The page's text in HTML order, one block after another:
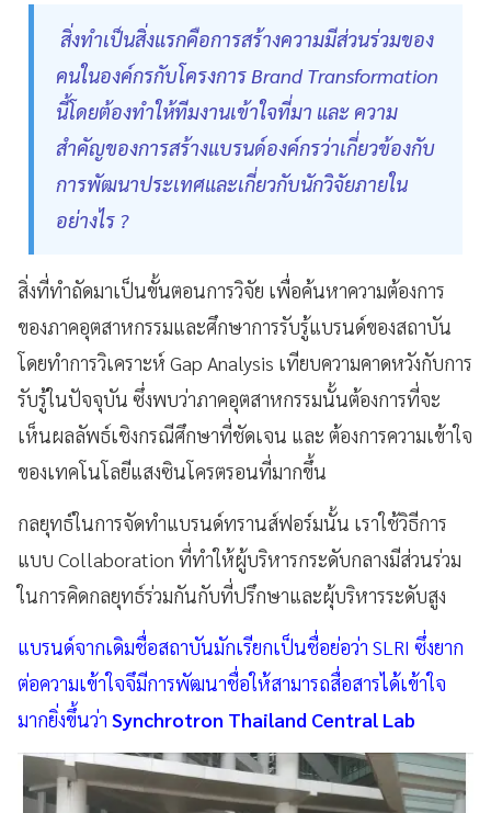
สิ่งทำเป็นสิ่งแรกคือการสร้างความมีส่วนร่วมของ
คนในองค์กรกับโครงการ Brand Transformation
นี้โดยต้องทำให้ทีมงานเข้าใจที่มา และ ความ
สำคัญของการสร้างแบรนด์องค์กรว่าเกี่ยวข้องกับ
การพัฒนาประเทศและเกี่ยวกับนักวิจัยภายใน
อย่างไร ?
สิ่งที่ทำถัดมาเป็นขั้นตอนการวิจัย เพื่อค้นหาความต้องการ
ของภาคอุตสาหกรรมและศึกษาการรับรู้แบรนด์ของสถาบัน
โดยทำการวิเคราะห์ Gap Analysis เทียบความคาดหวังกับการ
รับรู้ในปัจจุบัน ซึ่งพบว่าภาคอุตสาหกรรมนั้นต้องการที่จะ
เห็นผลลัพธ์เชิงกรณีศึกษาที่ชัดเจน และ ต้องการความเข้าใจ
ของเทคโนโลยีแสงซินโครตรอนที่มากขึ้น
กลยุทธ์ในการจัดทำแบรนด์ทรานส์ฟอร์มนั้น เราใช้วิธีการ
แบบ Collaboration ที่ทำให้ผู้บริหารกระดับกลางมีส่วนร่วม
ในการคิดกลยุทธ์ร่วมกันกับที่ปรึกษาและผุ้บริหารระดับสูง
แบรนด์จากเดิมชื่อสถาบันมักเรียกเป็นชื่อย่อว่า SLRI ซึ่งยาก
ต่อความเข้าใจจึมีการพัฒนาชื่อให้สามารถสื่อสารได้เข้าใจ
มากยิ่งขึ้นว่า Synchrotron Thailand Central Lab